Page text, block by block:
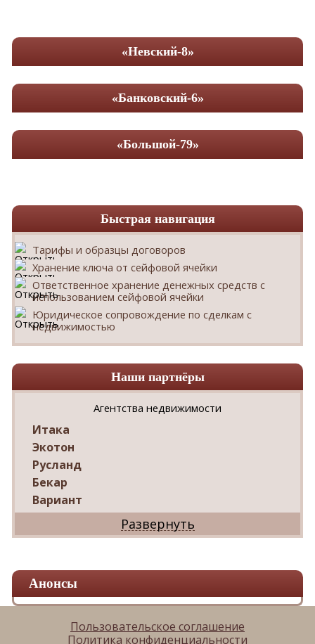
«Невский-8»
«Банковский-6»
«Большой-79»
Быстрая навигация
Тарифы и образцы договоров
Хранение ключа от сейфовой ячейки
Ответственное хранение денежных средств с
использованием сейфовой ячейки
Юридическое сопровождение по сделкам с
недвижимостью
Наши партнёры
Агентства недвижимости
Итака
Экотон
Русланд
Бекар
Вариант
Дриада
Реал
Ваш Дом
Александр
Мир квартир
Панорама
Анонсы
Пользовательское соглашение
Политика конфиденциальности